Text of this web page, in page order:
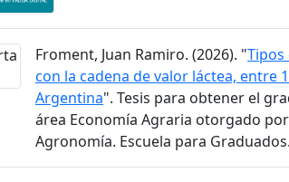
Froment, Juan Ramiro. (2026). "Tipos
con la cadena de valor láctea, entre
Argentina". Tesis para obtener el
área Economía Agraria otorgado
Agronomía. Escuela para Graduados.